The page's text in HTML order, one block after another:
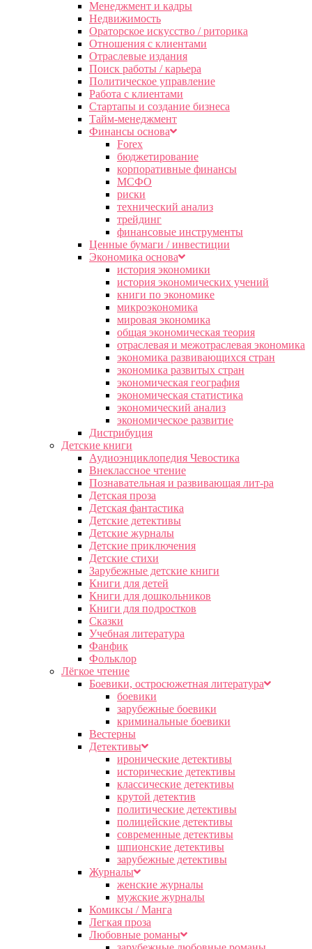
Менеджмент и кадры
Недвижимость
Ораторское искусство / риторика
Отношения с клиентами
Отраслевые издания
Поиск работы / карьера
Политическое управление
Работа с клиентами
Стартапы и создание бизнеса
Тайм-менеджмент
Финансы основа
Forex
бюджетирование
корпоративные финансы
МСФО
риски
технический анализ
трейдинг
финансовые инструменты
Ценные бумаги / инвестиции
Экономика основа
история экономики
история экономических учений
книги по экономике
микроэкономика
мировая экономика
общая экономическая теория
отраслевая и межотраслевая экономика
экономика развивающихся стран
экономика развитых стран
экономическая география
экономическая статистика
экономический анализ
экономическое развитие
Дистрибуция
Детские книги
Аудиоэнциклопедия Чевостика
Внеклассное чтение
Познавательная и развивающая лит-ра
Детская проза
Детская фантастика
Детские детективы
Детские журналы
Детские приключения
Детские стихи
Зарубежные детские книги
Книги для детей
Книги для дошкольников
Книги для подростков
Сказки
Учебная литература
Фанфик
Фольклор
Лёгкое чтение
Боевики, остросюжетная литература
боевики
зарубежные боевики
криминальные боевики
Вестерны
Детективы
иронические детективы
исторические детективы
классические детективы
крутой детектив
политические детективы
полицейские детективы
современные детективы
шпионские детективы
зарубежные детективы
Журналы
женские журналы
мужские журналы
Комиксы / Манга
Легкая проза
Любовные романы